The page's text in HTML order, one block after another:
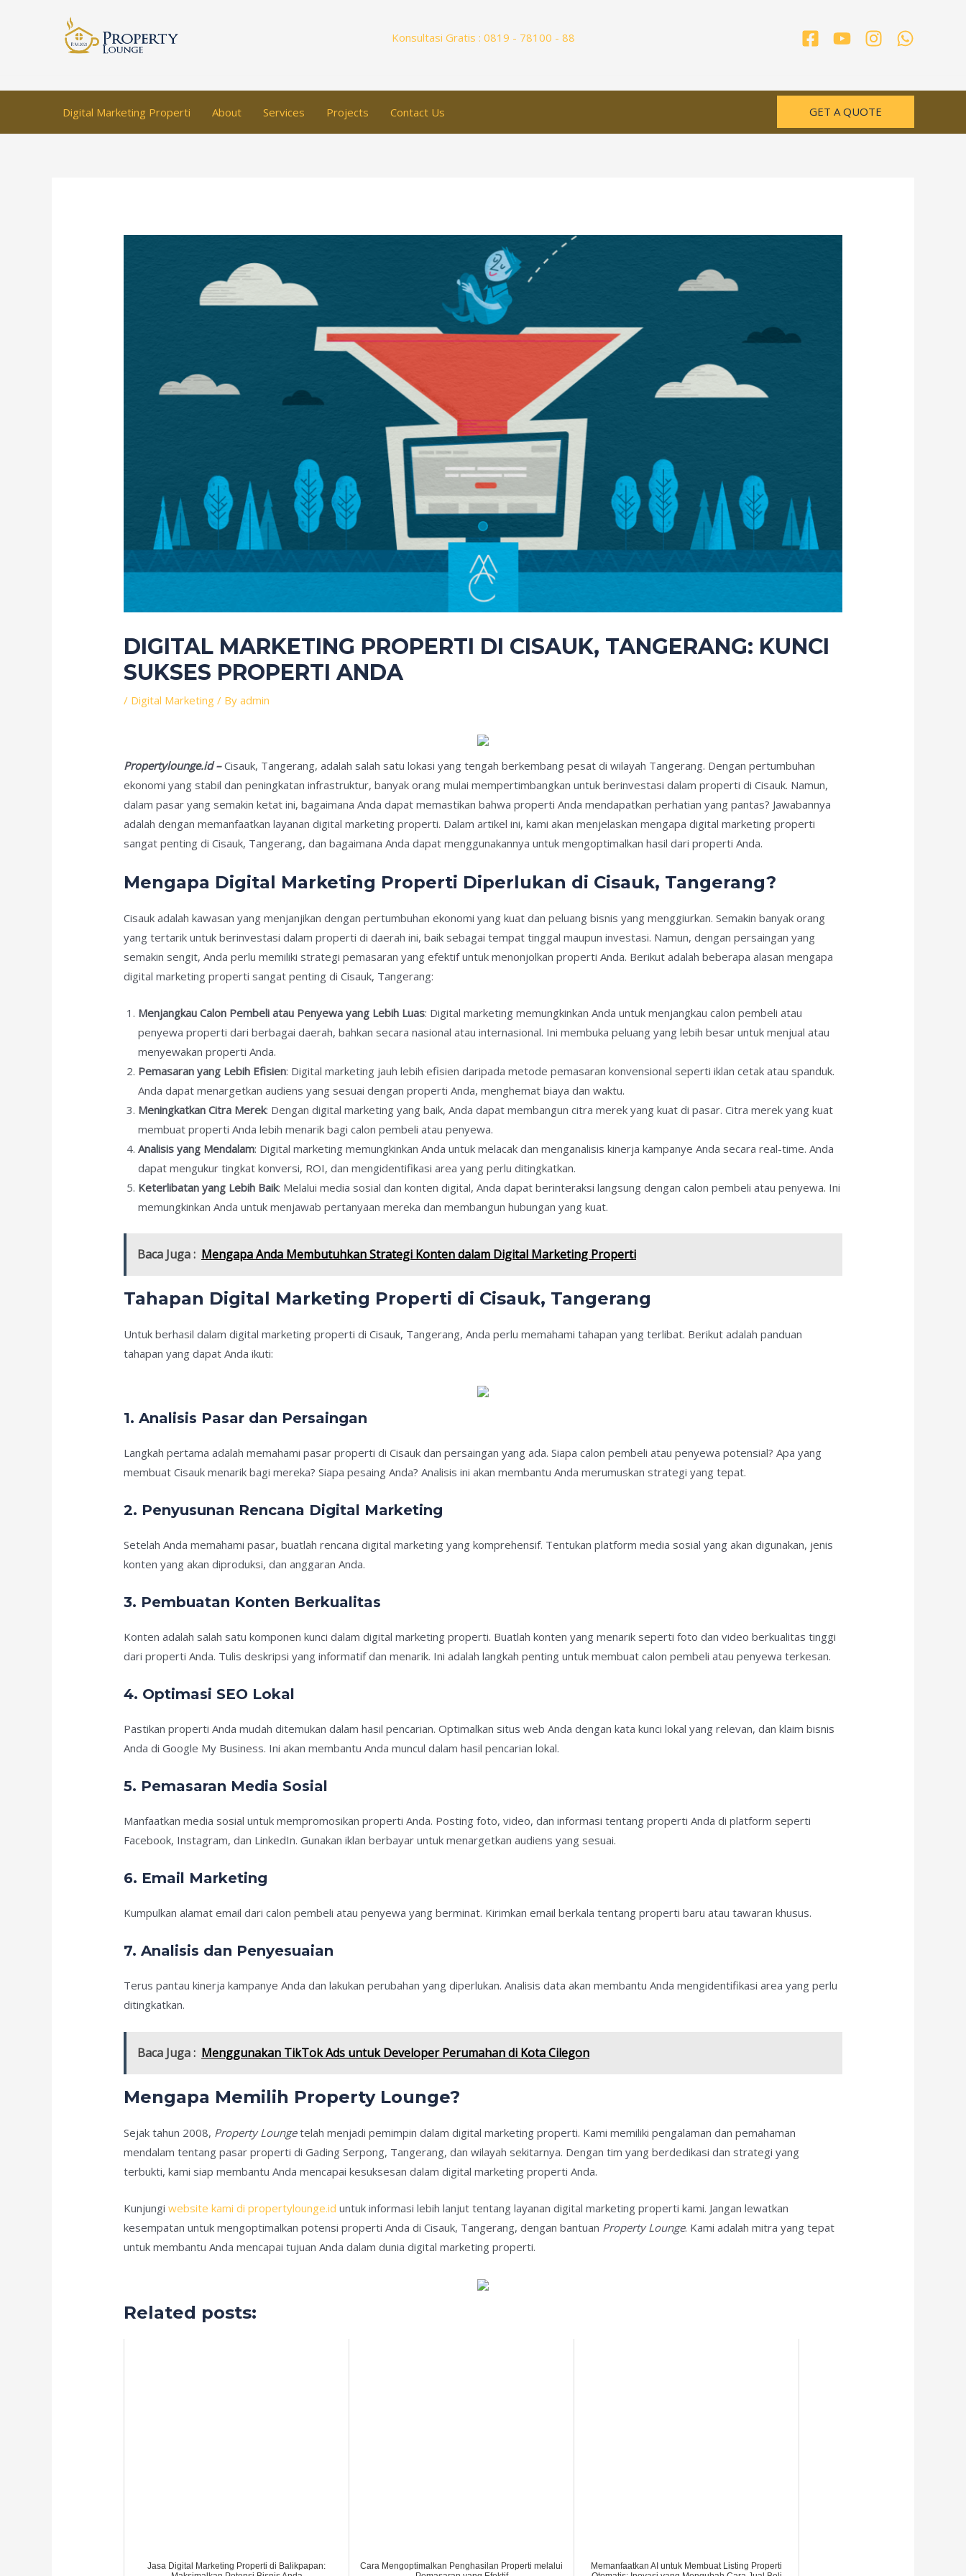
Konsultasi Gratis : 0819 - 78100 - 88
Digital Marketing Properti About Services Projects Contact Us GET A QUOTE
DIGITAL MARKETING PROPERTI DI CISAUK, TANGERANG: KUNCI
SUKSES PROPERTI ANDA
/ Digital Marketing / Byadmin
Propertylounge.id –Cisauk, Tangerang, adalah salah satu lokasi yang tengah berkembang pesat di wilayah Tangerang. Dengan pertumbuhan
ekonomi yang stabil dan peningkatan infrastruktur, banyak orang mulai mempertimbangkan untuk berinvestasi dalam properti di Cisauk. Namun,
dalam pasar yang semakin ketat ini, bagaimana Anda dapat memastikan bahwa properti Anda mendapatkan perhatian yang pantas? Jawabannya
adalah dengan memanfaatkan layanan digital marketing properti. Dalam artikel ini, kami akan menjelaskan mengapa digital marketing properti
sangat penting di Cisauk, Tangerang, dan bagaimana Anda dapat menggunakannya untuk mengoptimalkan hasil dari properti Anda.
Mengapa Digital Marketing Properti Diperlukan di Cisauk, Tangerang?
Cisauk adalah kawasan yang menjanjikan dengan pertumbuhan ekonomi yang kuat dan peluang bisnis yang menggiurkan. Semakin banyak orang
yang tertarik untuk berinvestasi dalam properti di daerah ini, baik sebagai tempat tinggal maupun investasi. Namun, dengan persaingan yang
semakin sengit, Anda perlu memiliki strategi pemasaran yang efektif untuk menonjolkan properti Anda. Berikut adalah beberapa alasan mengapa
digital marketing properti sangat penting di Cisauk, Tangerang:
Menjangkau Calon Pembeli atau Penyewa yang Lebih Luas: Digital marketing memungkinkan Anda untuk menjangkau calon pembeli atau
penyewa properti dari berbagai daerah, bahkan secara nasional atau internasional. Ini membuka peluang yang lebih besar untuk menjual atau
menyewakan properti Anda.
Pemasaran yang Lebih Efisien: Digital marketing jauh lebih efisien daripada metode pemasaran konvensional seperti iklan cetak atau spanduk.
Anda dapat menargetkan audiens yang sesuai dengan properti Anda, menghemat biaya dan waktu.
Meningkatkan Citra Merek: Dengan digital marketing yang baik, Anda dapat membangun citra merek yang kuat di pasar. Citra merek yang kuat
membuat properti Anda lebih menarik bagi calon pembeli atau penyewa.
Analisis yang Mendalam: Digital marketing memungkinkan Anda untuk melacak dan menganalisis kinerja kampanye Anda secara real-time. Anda
dapat mengukur tingkat konversi, ROI, dan mengidentifikasi area yang perlu ditingkatkan.
Keterlibatan yang Lebih Baik: Melalui media sosial dan konten digital, Anda dapat berinteraksi langsung dengan calon pembeli atau penyewa. Ini
memungkinkan Anda untuk menjawab pertanyaan mereka dan membangun hubungan yang kuat.
Baca Juga : Mengapa Anda Membutuhkan Strategi Konten dalam Digital Marketing Properti
Tahapan Digital Marketing Properti di Cisauk, Tangerang
Untuk berhasil dalam digital marketing properti di Cisauk, Tangerang, Anda perlu memahami tahapan yang terlibat. Berikut adalah panduan
tahapan yang dapat Anda ikuti:
1. Analisis Pasar dan Persaingan
Langkah pertama adalah memahami pasar properti di Cisauk dan persaingan yang ada. Siapa calon pembeli atau penyewa potensial? Apa yang
membuat Cisauk menarik bagi mereka? Siapa pesaing Anda? Analisis ini akan membantu Anda merumuskan strategi yang tepat.
2. Penyusunan Rencana Digital Marketing
Setelah Anda memahami pasar, buatlah rencana digital marketing yang komprehensif. Tentukan platform media sosial yang akan digunakan, jenis
konten yang akan diproduksi, dan anggaran Anda.
3. Pembuatan Konten Berkualitas
Konten adalah salah satu komponen kunci dalam digital marketing properti. Buatlah konten yang menarik seperti foto dan video berkualitas tinggi
dari properti Anda. Tulis deskripsi yang informatif dan menarik. Ini adalah langkah penting untuk membuat calon pembeli atau penyewa terkesan.
4. Optimasi SEO Lokal
Pastikan properti Anda mudah ditemukan dalam hasil pencarian. Optimalkan situs web Anda dengan kata kunci lokal yang relevan, dan klaim bisnis
Anda di Google My Business. Ini akan membantu Anda muncul dalam hasil pencarian lokal.
5. Pemasaran Media Sosial
Manfaatkan media sosial untuk mempromosikan properti Anda. Posting foto, video, dan informasi tentang properti Anda di platform seperti
Facebook, Instagram, dan LinkedIn. Gunakan iklan berbayar untuk menargetkan audiens yang sesuai.
6. Email Marketing
Kumpulkan alamat email dari calon pembeli atau penyewa yang berminat. Kirimkan email berkala tentang properti baru atau tawaran khusus.
7. Analisis dan Penyesuaian
Terus pantau kinerja kampanye Anda dan lakukan perubahan yang diperlukan. Analisis data akan membantu Anda mengidentifikasi area yang perlu
ditingkatkan.
Baca Juga : Menggunakan TikTok Ads untuk Developer Perumahan di Kota Cilegon
Mengapa Memilih Property Lounge?
Sejak tahun 2008, Property Loungetelah menjadi pemimpin dalam digital marketing properti. Kami memiliki pengalaman dan pemahaman
mendalam tentang pasar properti di Gading Serpong, Tangerang, dan wilayah sekitarnya. Dengan tim yang berdedikasi dan strategi yang
terbukti, kami siap membantu Anda mencapai kesuksesan dalam digital marketing properti Anda.
Kunjungiwebsite kami di propertylounge.id untuk informasi lebih lanjut tentang layanan digital marketing properti kami. Jangan lewatkan
kesempatan untuk mengoptimalkan potensi properti Anda di Cisauk, Tangerang, dengan bantuan Property Lounge. Kami adalah mitra yang tepat
untuk membantu Anda mencapai tujuan Anda dalam dunia digital marketing properti.
Related posts:
Jasa Digital Marketing Properti di Balikpapan:
Cara Mengoptimalkan Penghasilan Properti melalui
Memanfaatkan AI untuk Membuat Listing Properti